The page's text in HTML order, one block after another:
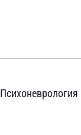
Психоневрология